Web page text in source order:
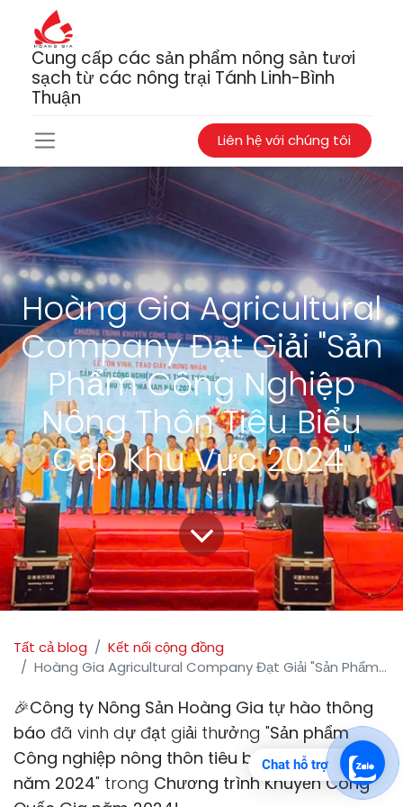
Cung cấp các sản phẩm nông sản tươi
sạch từ các nông trại Tánh Linh-Bình
Thuận
Liên hệ với chúng tôi
Hoàng Gia Agricultural
Company Đạt Giải "Sản
Phẩm Công Nghiệp
Nông Thôn Tiêu Biểu
Cấp Khu Vực 2024"
Tất cả blog
Kết nối cộng đồng
Hoàng Gia Agricultural Company Đạt Giải "Sản Phẩm Công Nghiệp Nông Thôn Tiêu Biểu Cấp Khu Vực 2024"
🎉Công ty Nông Sản Hoàng Gia tự hào thông
báo đã vinh dự đạt giải thưởng "Sản phẩm
Công nghiệp nông thôn tiêu biểu cấp khu vực
năm 2024" trong Chương trình Khuyến Công
Chat hỗ trợ